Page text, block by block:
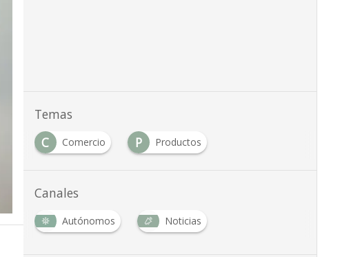
Temas
C
Comercio P Productos
Canales
Autónomos Noticias